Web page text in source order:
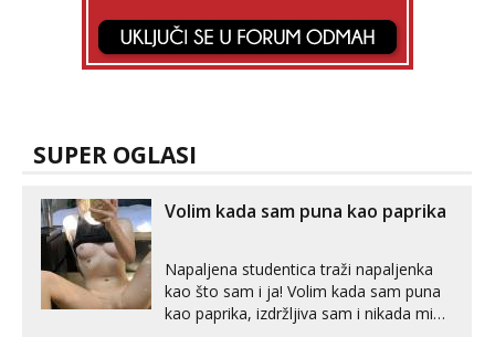
SUPER OGLASI
Volim kada sam puna kao paprika
Napaljena studentica traži napaljenka
kao što sam i ja! Volim kada sam puna
kao paprika, izdržljiva sam i nikada mi